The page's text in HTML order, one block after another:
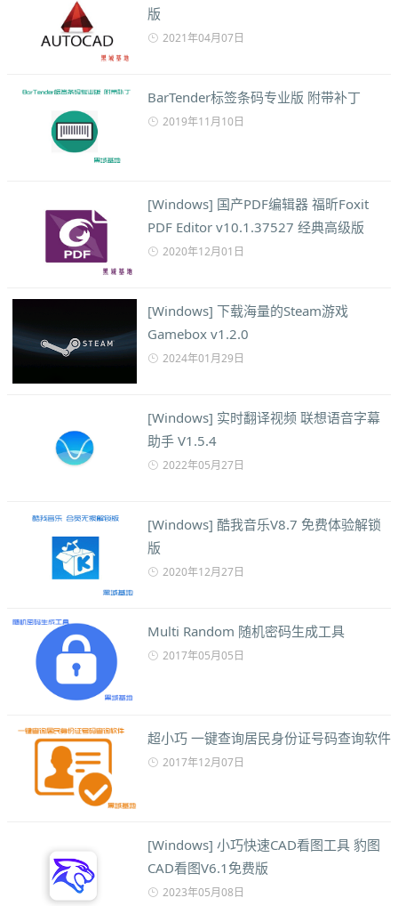
版
2021年04月07日
BarTender标签条码专业版 附带补丁
2019年11月10日
[Windows] 国产PDF编辑器 福昕Foxit
PDF Editor v10.1.37527 经典高级版
2020年12月01日
[Windows] 下载海量的Steam游戏
Gamebox v1.2.0
2024年01月29日
[Windows] 实时翻译视频 联想语音字幕
助手 V1.5.4
2022年05月27日
[Windows] 酷我音乐V8.7 免费体验解锁
版
2020年12月27日
Multi Random 随机密码生成工具
2017年05月05日
超小巧 一键查询居民身份证号码查询软件
2017年12月07日
[Windows] 小巧快速CAD看图工具 豹图
CAD看图V6.1免费版
2023年05月08日